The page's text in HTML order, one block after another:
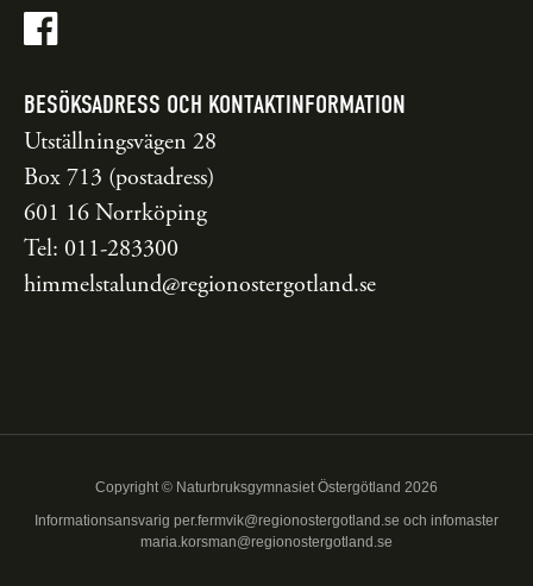
BESÖKSADRESS OCH KONTAKTINFORMATION
Utställningsvägen 28
Box 713 (postadress)
601 16 Norrköping
Tel: 011-283300
himmelstalund@regionostergotland.se
Copyright © Naturbruksgymnasiet Östergötland 2026
Informationsansvarig per.fermvik@regionostergotland.se och infomaster
maria.korsman@regionostergotland.se